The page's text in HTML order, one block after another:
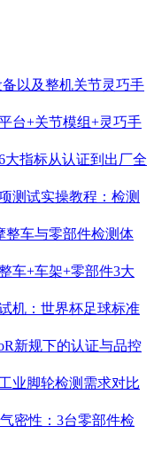
以及整机关节灵巧手
台+关节模组+灵巧手
大指标从认证到出厂全
测试实操教程：检测
整车与零部件检测体
车+车架+零部件3大
机：世界杯足球标准
新规下的认证与品控
业脚轮检测需求对比
密性：3台零部件检